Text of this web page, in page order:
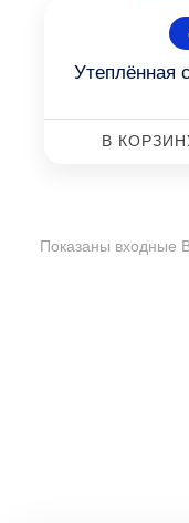
Утеплённая
В
Показаны входные